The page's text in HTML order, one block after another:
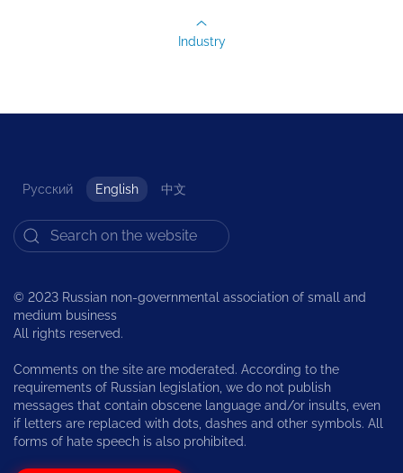
Industry
Русский English 中文
© 2023 Russian non-governmental association of small and
medium business
All rights reserved.
Comments on the site are moderated. According to the
requirements of Russian legislation, we do not publish
messages that contain obscene language and/or insults, even
if letters are replaced with dots, dashes and other symbols. All
forms of hate speech is also prohibited.